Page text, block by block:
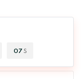
06 S